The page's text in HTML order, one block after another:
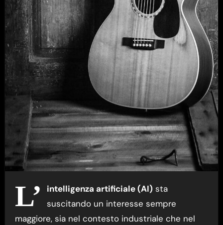
L’ intelligenza artificiale (AI) sta
suscitando un interesse sempre
maggiore, sia nel contesto industriale che nel